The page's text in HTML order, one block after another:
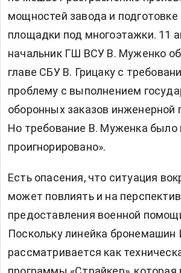
мощностей завода и подготовке
площадки под многоэтажки. 11
начальник ГШ ВСУ В. Муженко
главе СБУ В. Грицаку с
проблему с выполнением
оборонных заказов инженерной
Но требование В. Муженка было
проигнорировано».
Есть опасения, что ситуация
может повлиять и на
предоставления военной
Поскольку линейка бронемашин
рассматривается как